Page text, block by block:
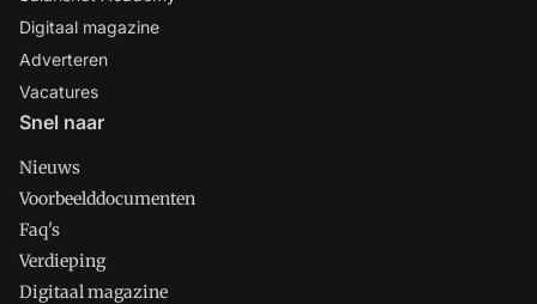
Digitaal magazine
Adverteren
Vacatures
Snel naar
Nieuws
Voorbeelddocumenten
Faq's
Verdieping
Digitaal magazine